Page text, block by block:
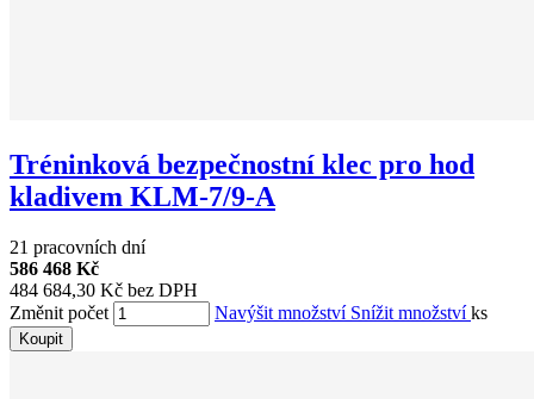
Tréninková bezpečnostní klec pro hod
kladivem KLM-7/9-A
21 pracovních dní
586 468 Kč
484 684,30 Kč bez DPH
Změnit počet
Navýšit množství Snížit množstvíks
Koupit